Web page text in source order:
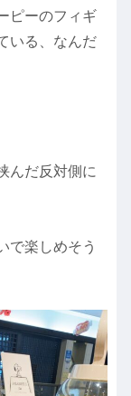
ピーのフィギ
いる、なんだ
んだ反対側に
で楽しめそう